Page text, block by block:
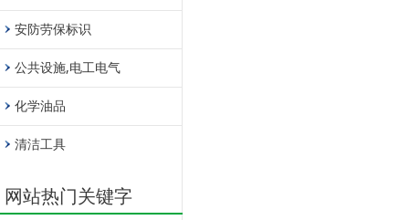
安防劳保标识
公共设施,电工电气
化学油品
清洁工具
网站热门关键字